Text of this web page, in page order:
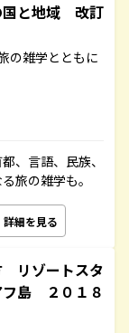
と地域 改訂
の雑学とともに
、言語、民族、
旅の雑学も。
詳細を見る
リゾートスタ
島 ２０１８